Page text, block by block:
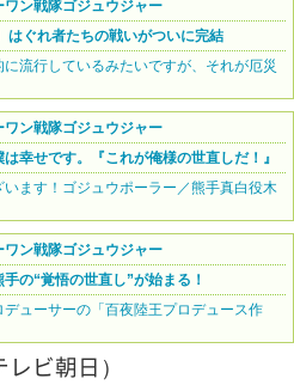
ン戦隊ゴジュウジャー
はぐれ者たちの戦いがついに完結
流行しているみたいですが、それが厄災
ン戦隊ゴジュウジャー
幸せです。『これが俺様の世直しだ！』
ます！ゴジュウポーラー／熊手真白役木
ン戦隊ゴジュウジャー
の“覚悟の世直し”が始まる！
ューサーの「百夜陸王プロデュース作
ビ朝日）